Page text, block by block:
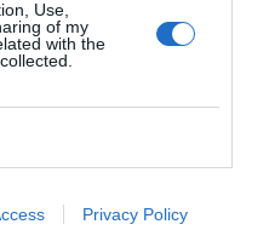
Use,
of my
with the
Privacy Policy